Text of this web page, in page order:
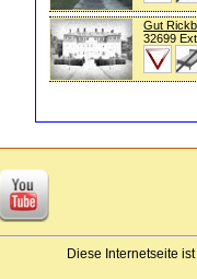
Gut
32699
Diese Internetseite